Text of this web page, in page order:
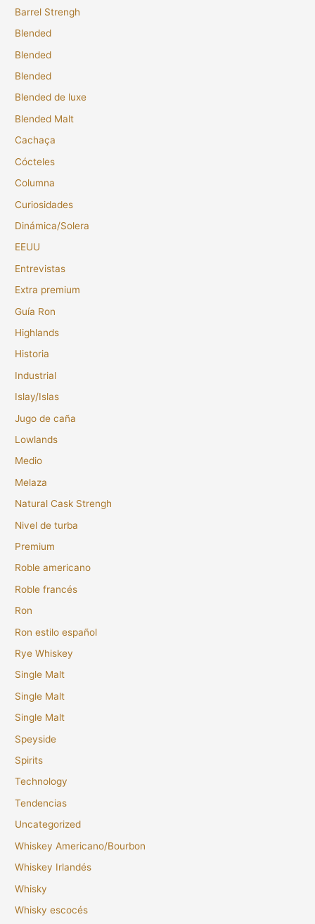
Barrel Strengh
Blended
Blended
Blended
Blended de luxe
Blended Malt
Cachaça
Cócteles
Columna
Curiosidades
Dinámica/Solera
EEUU
Entrevistas
Extra premium
Guía Ron
Highlands
Historia
Industrial
Islay/Islas
Jugo de caña
Lowlands
Medio
Melaza
Natural Cask Strengh
Nivel de turba
Premium
Roble americano
Roble francés
Ron
Ron estilo español
Rye Whiskey
Single Malt
Single Malt
Single Malt
Speyside
Spirits
Technology
Tendencias
Uncategorized
Whiskey Americano/Bourbon
Whiskey Irlandés
Whisky
Whisky escocés